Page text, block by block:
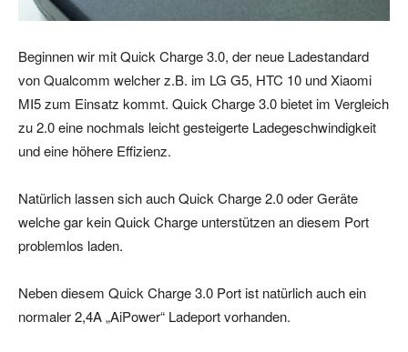
Beginnen wir mit Quick Charge 3.0, der neue Ladestandard
von Qualcomm welcher z.B. im LG G5, HTC 10 und Xiaomi
MI5 zum Einsatz kommt. Quick Charge 3.0 bietet im Vergleich
zu 2.0 eine nochmals leicht gesteigerte Ladegeschwindigkeit
und eine höhere Effizienz.
Natürlich lassen sich auch Quick Charge 2.0 oder Geräte
welche gar kein Quick Charge unterstützen an diesem Port
problemlos laden.
Neben diesem Quick Charge 3.0 Port ist natürlich auch ein
normaler 2,4A „AiPower“ Ladeport vorhanden.